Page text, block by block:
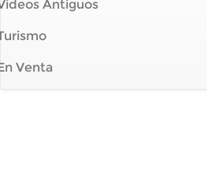
Antiguos
Venta